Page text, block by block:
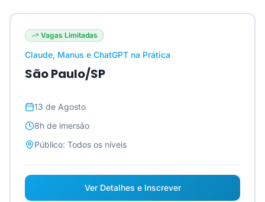
Vagas Limitadas
Claude, Manus e ChatGPT na Prática
São Paulo/SP
13 de Agosto
8h de imersão
Público: Todos os níveis
Ver Detalhes e Inscrever